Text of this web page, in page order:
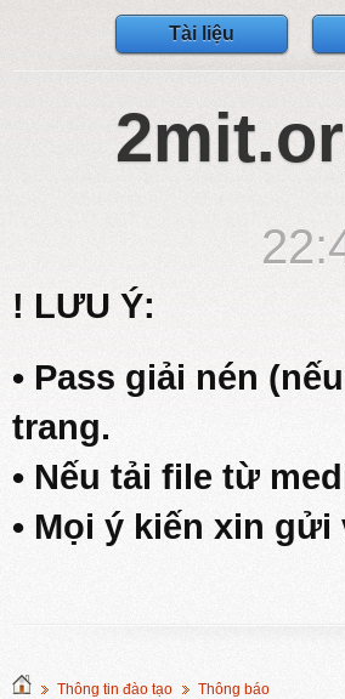
Tài liệu
! LƯU Ý:
• Pass giải nén
trang.
• Nếu tải file từ
• Mọi ý kiến xin
Thông tin đào tạo Thông báo